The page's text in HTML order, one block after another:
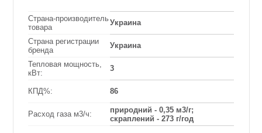
Страна-производитель
товара
Украина
Страна регистрации
бренда
Украина
Тепловая мощность,
кВт:
3
КПД%: 86
Расход газа м3/ч:
природний - 0,35 м3/г;
скраплений - 273 г/год